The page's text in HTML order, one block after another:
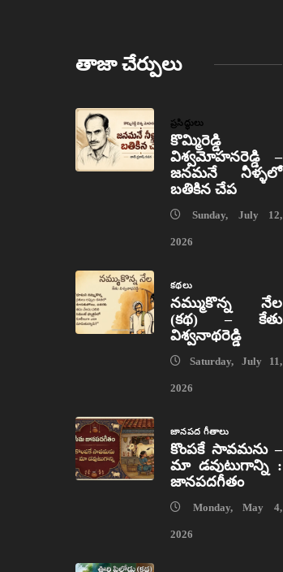
తాజా చేర్పులు
ప్రసిద్ధులు
కొమ్మిరెడ్డి
విశ్వమోహనరెడ్డి –
జనమనే నీళ్ళలో
బతికిన చేప
Sunday, July 12,
2026
కథలు
నమ్ముకొన్న నేల
(కథ) – కేతు
విశ్వనాథరెడ్డి
Saturday, July 11,
2026
జానపద గీతాలు
కొంపకే సావమను –
మా డవుటుగాన్ని :
జానపదగీతం
Monday, May 4,
2026